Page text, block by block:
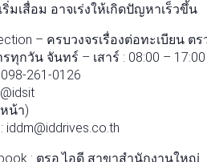
ริ่มเสื่อม อาจเร่งให้เกิดปัญหาเร็วขึ้น
– ครบวงจรเรื่องต่อทะเบียน
รทุกวัน จันทร์ – เสาร์ : 08:00 –
261-0126
น้า)
iddm@iddrives.co.th
: ตรอ.ไอดี สาขาสำนักงานใหญ่